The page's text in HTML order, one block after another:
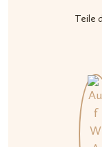
Teile